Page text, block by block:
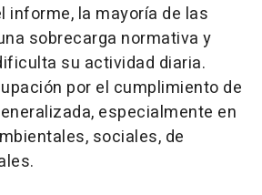
informe, la mayoría de las
sobrecarga normativa y
su actividad diaria.
por el cumplimiento de
especialmente en
sociales, de